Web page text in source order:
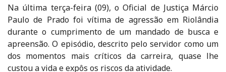
Na última terça-feira (09), o Oficial de Justiça Márcio
Paulo de Prado foi vítima de agressão em Riolândia
durante o cumprimento de um mandado de busca e
apreensão. O episódio, descrito pelo servidor como um
dos momentos mais críticos da carreira, quase lhe
custou a vida e expôs os riscos da atividade.